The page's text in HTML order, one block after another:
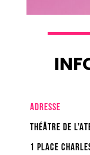
ADRESSE
THÉÂTRE DE
1 place